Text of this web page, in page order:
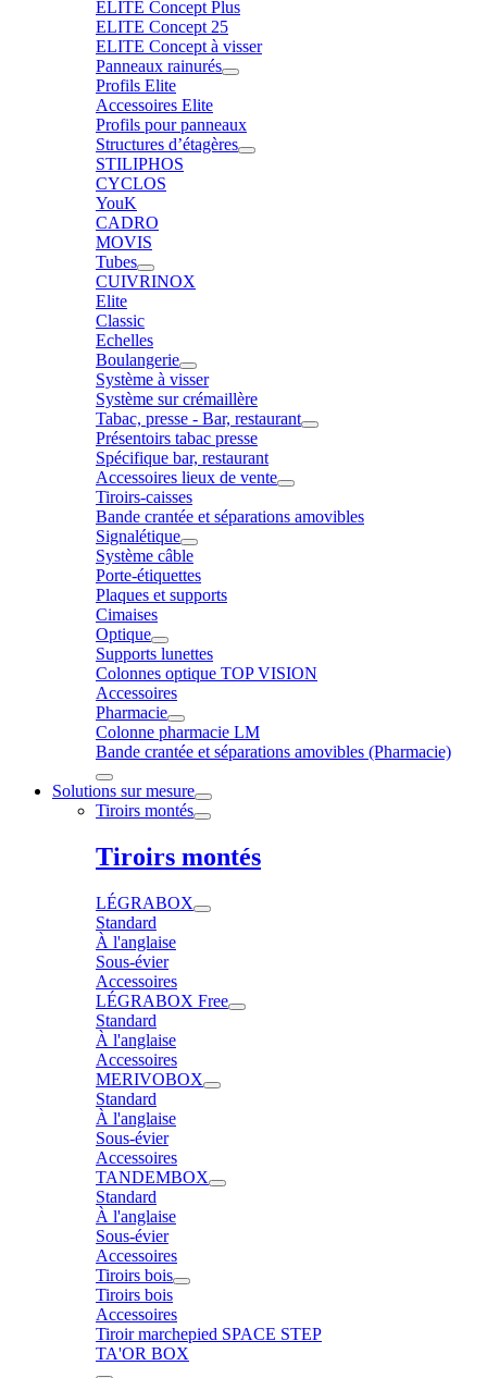
ELITE Concept Plus
ELITE Concept 25
ELITE Concept à visser
Panneaux rainurés
Profils Elite
Accessoires Elite
Profils pour panneaux
Structures d’étagères
STILIPHOS
CYCLOS
YouK
CADRO
MOVIS
Tubes
CUIVRINOX
Elite
Classic
Echelles
Boulangerie
Système à visser
Système sur crémaillère
Tabac, presse - Bar, restaurant
Présentoirs tabac presse
Spécifique bar, restaurant
Accessoires lieux de vente
Tiroirs-caisses
Bande crantée et séparations amovibles
Signalétique
Système câble
Porte-étiquettes
Plaques et supports
Cimaises
Optique
Supports lunettes
Colonnes optique TOP VISION
Accessoires
Pharmacie
Colonne pharmacie LM
Bande crantée et séparations amovibles (Pharmacie)
Solutions sur mesure
Tiroirs montés
Tiroirs montés
LÉGRABOX
Standard
À l'anglaise
Sous-évier
Accessoires
LÉGRABOX Free
Standard
À l'anglaise
Accessoires
MERIVOBOX
Standard
À l'anglaise
Sous-évier
Accessoires
TANDEMBOX
Standard
À l'anglaise
Sous-évier
Accessoires
Tiroirs bois
Tiroirs bois
Accessoires
Tiroir marchepied SPACE STEP
TA'OR BOX